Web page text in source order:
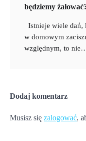
będziemy
Istnieje wiele dań,
w domowym
względnym, to
Dodaj komentarz
Musisz się zalogować,